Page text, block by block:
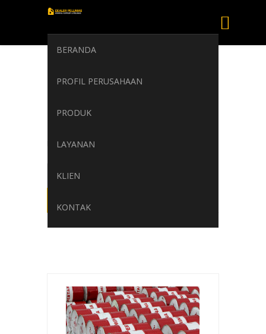
BERANDA
PROFIL PERUSAHAAN
PRODUK
LAYANAN
KLIEN
KONTAK
Motor Oils
Home / PERTAMINA Passenger Car Motor Oils